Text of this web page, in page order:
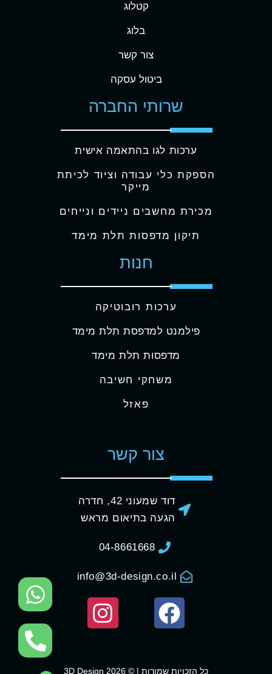
קטלוג
בלוג
צור קשר
ביטול עסקה
שרותי החברה
ערכות לגו בהתאמה אישית
הספקת כלי עבודה וציוד לכיתת
מייקר
מכירת מחשבים ניידים ונייחים
תיקון מדפסות תלת מימד
חנות
ערכות רובוטיקה
פילמנט למדפסת תלת מימד
מדפסות תלת מימד
משחקי חשיבה
פאזל
צור קשר
דוד שמעוני 42, חדרה
הגעה בתיאום מראש
04-8661668
info@3d-design.co.il
כל הזכויות שמורות | © 3D Design 2026